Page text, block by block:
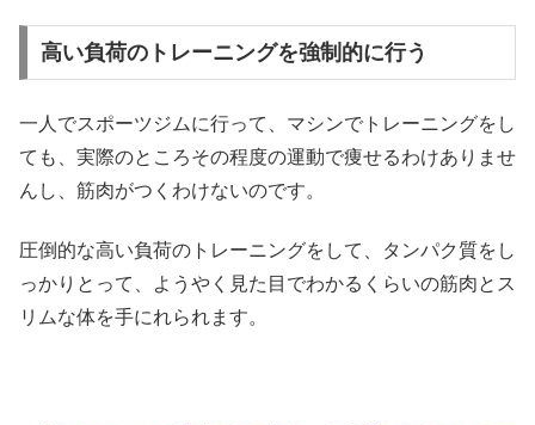
高い負荷のトレーニングを強制的に行う
一人でスポーツジムに行って、マシンでトレーニングをし
ても、実際のところその程度の運動で痩せるわけありませ
んし、筋肉がつくわけないのです。
圧倒的な高い負荷のトレーニングをして、タンパク質をし
っかりとって、ようやく見た目でわかるくらいの筋肉とス
リムな体を手にれられます。